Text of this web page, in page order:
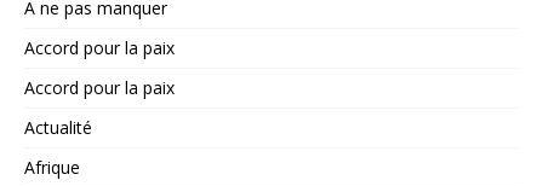
A ne pas manquer
Accord pour la paix
Accord pour la paix
Actualité
Afrique